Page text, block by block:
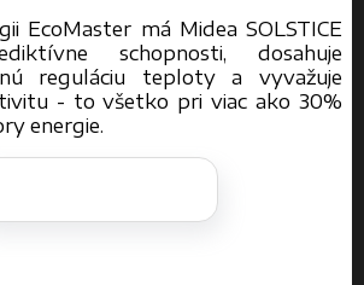
EcoMaster má Midea SOLSTICE
schopnosti, dosahuje
reguláciu teploty a vyvažuje
- to všetko pri viac ako 30%
energie.